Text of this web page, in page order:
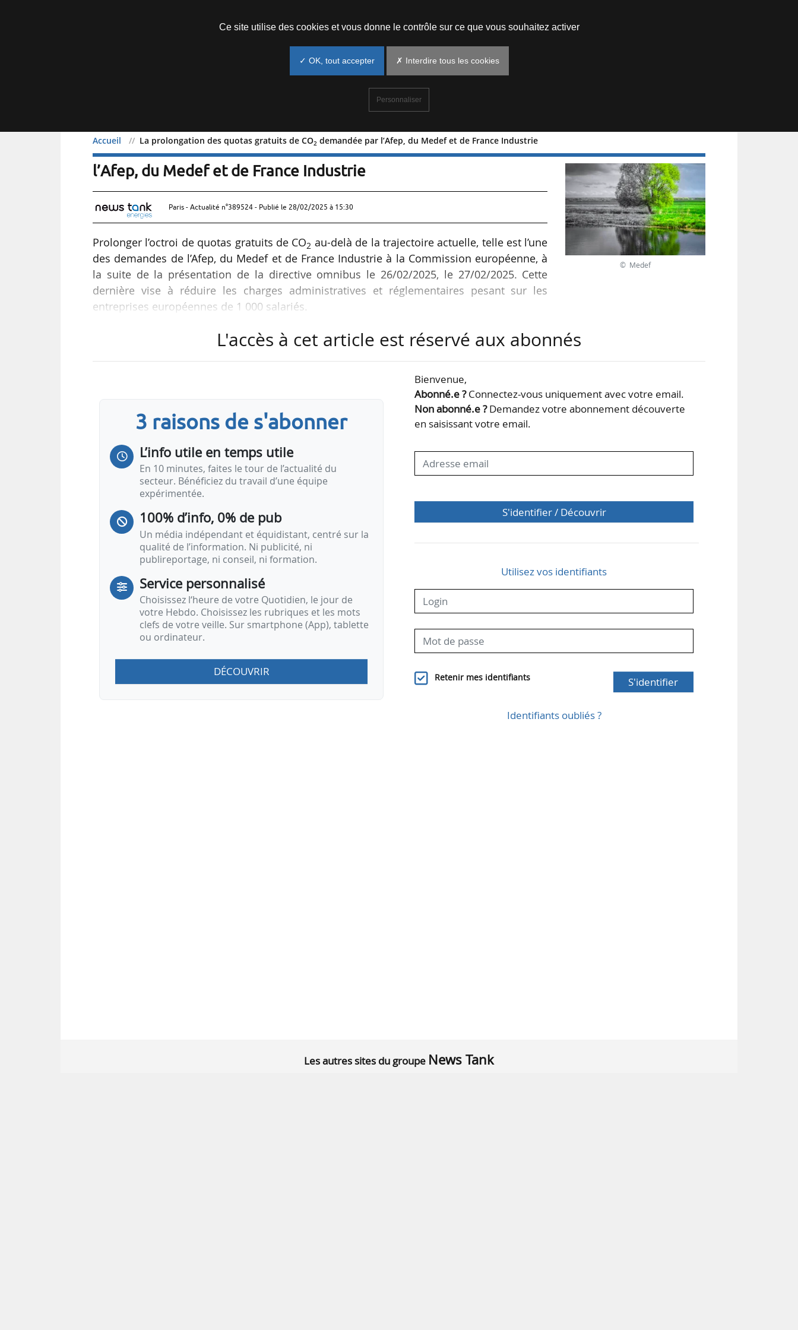
Accueil La prolongation des quotas gratuits de CO2 demandée par l’Afep, du Medef et de France Industrie
La prolongation des quotas gratuits de CO2demandée par
l’Afep, du Medef et de France Industrie
Paris - Actualité n°389524 - Publié le 28/02/2025 à 15:30
Prolonger l’octroi de quotas gratuits de CO2 au-delà de la trajectoire actuelle, telle est l’une
des demandes de l’Afep, du Medef et de France Industrie à la Commission européenne, à
la suite de la présentation de la directive omnibus le 26/02/2025, le 27/02/2025. Cette
dernière vise à réduire les charges administratives et réglementaires pesant sur les
entreprises européennes de 1 000 salariés.
Les quotas gratuits dans le cadre du SEQE-UE doivent disparaître à partir de 2026.
pour les entreprises de plus de 1 000 salariés. Ce faisant, la Commission continue à
contraindre les entreprises de plus de 1 000 salariés à divulguer leurs stratégies et secrets
d’affaires à leurs concurrents internationaux…
© Medef
L'accès à cet article est réservé aux abonnés
3 raisons de s'abonner
L’info utile en temps utile
En 10 minutes, faites le tour de l’actualité du
secteur. Bénéficiez du travail d’une équipe
expérimentée.
100% d’info, 0% de pub
Un média indépendant et équidistant, centré sur la
qualité de l’information. Ni publicité, ni
publireportage, ni conseil, ni formation.
Service personnalisé
Choisissez l‘heure de votre Quotidien, le jour de
votre Hebdo. Choisissez les rubriques et les mots
clefs de votre veille. Sur smartphone (App), tablette
ou ordinateur.
DÉCOUVRIR
Bienvenue,
Abonné.e ?Connectez-vous uniquement avec votre email.
Non abonné.e ?Demandez votre abonnement découverte
en saisissant votre email.
S'identifier / Découvrir
Utilisez vos identifiants
Retenir mes identifiants S'identifier
Identifiants oubliés ?
Les autres sites du groupe News Tank
Ce site utilise des cookies et vous donne le contrôle sur ce que vous souhaitez activer
✓ OK, tout accepter ✗ Interdire tous les cookies
Personnaliser